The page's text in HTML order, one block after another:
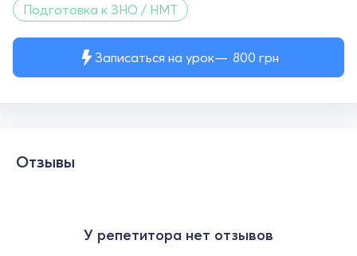
Записаться на урок 800 грн
Подготовка к ЗНО / НМТ
Отзывы
У репетитора нет отзывов